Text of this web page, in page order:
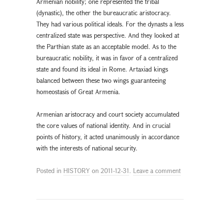
(dynastic), the other the bureaucratic aristocracy.
They had various political ideals. For the dynasts a less
centralized state was perspective. And they looked at
the Parthian state as an acceptable model. As to the
bureaucratic nobility, it was in favor of a centralized
state and found its ideal in Rome. Artaxiad kings
balanced between these two wings guaranteeing
homeostasis of Great Armenia.
Armenian aristocracy and court society accumulated
the core values of national identity. And in crucial
points of history, it acted unanimously in accordance
with the interests of national security.
Posted in HISTORY on 2011-12-31. Leave a comment